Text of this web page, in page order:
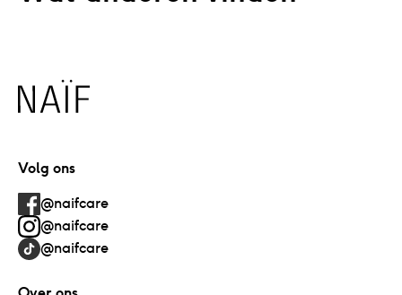
Naïf
Volg ons
@naifcare
@naifcare
@naifcare